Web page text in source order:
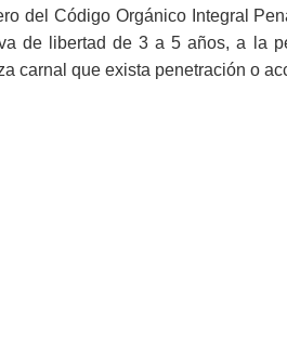
del Código Orgánico Integral
de libertad de 3 a 5 años, a la
carnal que exista penetración o